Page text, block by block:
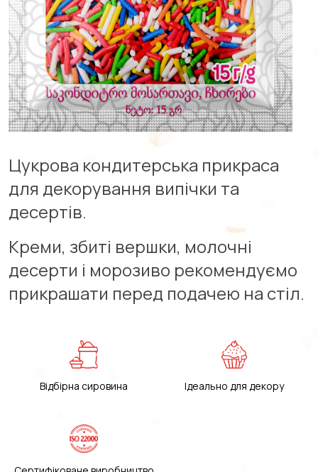
Цукрова кондитерська прикраса
для декорування випічки та
десертів.
Креми, збиті вершки, молочні
десерти і морозиво рекомендуємо
прикрашати перед подачею на стіл.
Відбірна сировина Ідеально для декору